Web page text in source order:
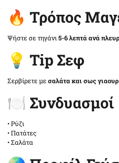
🔥 Τρόπος
Ψήστε σε τηγάνι5-6 λεπτά ανά
💡 Tip Σεφ
Σερβίρετε μεσαλάτα και σως
🍽️ Συνδυασμοί
• Ρύζι
• Πατάτες
• Σαλάτα